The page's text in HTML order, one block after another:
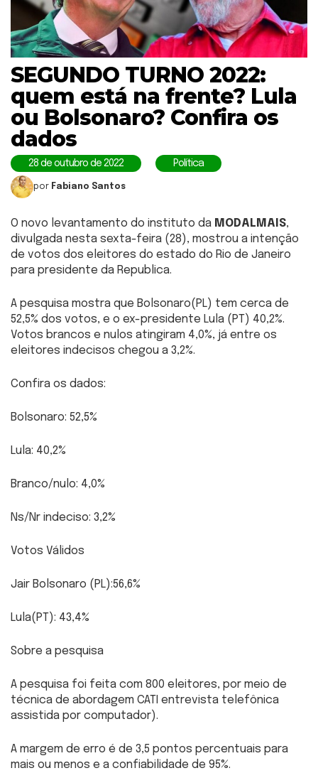
SEGUNDO TURNO 2022:
quem está na frente? Lula
ou Bolsonaro? Confira os
dados
28 de outubro de 2022 Política
por Fabiano Santos
O novo levantamento do instituto da MODALMAIS,
divulgada nesta sexta-feira (28), mostrou a intenção
de votos dos eleitores do estado do Rio de Janeiro
para presidente da Republica.
A pesquisa mostra que Bolsonaro(PL) tem cerca de
52,5% dos votos, e o ex-presidente Lula (PT) 40,2%.
Votos brancos e nulos atingiram 4,0%, já entre os
eleitores indecisos chegou a 3,2%.
Confira os dados:
Bolsonaro: 52,5%
Lula: 40,2%
Branco/nulo: 4,0%
Ns/Nr indeciso: 3,2%
Votos Válidos
Jair Bolsonaro (PL):56,6%
Lula(PT): 43,4%
Sobre a pesquisa
A pesquisa foi feita com 800 eleitores, por meio de
técnica de abordagem CATI entrevista telefônica
assistida por computador).
A margem de erro é de 3,5 pontos percentuais para
mais ou menos e a confiabilidade de 95%.